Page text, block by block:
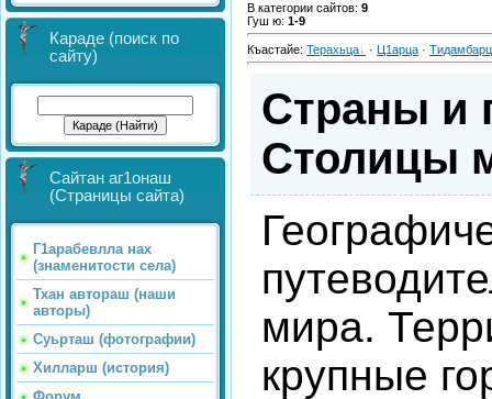
Караде (поиск по
сайту)
Сайтан аг1онаш
(Страницы сайта)
Г1арабевлла нах
(знаменитости села)
Тхан автораш (наши
авторы)
Суьрташ (фотографии)
Хилларш (история)
В категории сайтов: 9
Гуш ю: 1-9
Къастайе: Терахьца · Ц1арца ·
Страны и
Столицы
мира.
крупные